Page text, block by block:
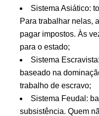
Sistema Asiático:
Para trabalhar nelas,
pagar impostos. Às
para o estado;
Sistema
baseado na
trabalho de escravo;
Sistema Feudal:
subsistência. Quem